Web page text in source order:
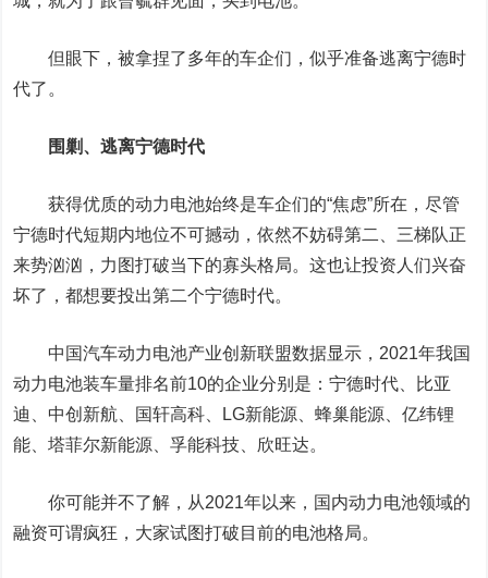
但眼下，被拿捏了多年的车企们，似乎准备逃离宁德时
代了。
围剿、逃离宁德时代
获得优质的动力电池始终是车企们的“焦虑”所在，尽管
宁德时代短期内地位不可撼动，依然不妨碍第二、三梯队正
来势汹汹，力图打破当下的寡头格局。这也让投资人们兴奋
坏了，都想要投出第二个宁德时代。
中国汽车动力电池产业创新联盟数据显示，2021年我国
动力电池装车量排名前10的企业分别是：宁德时代、
比亚
迪
、中创新航、 国轩高科 、LG新能源、蜂巢能源、亿纬锂
能 、塔菲尔新能源、孚能科技 欣旺达。
你可能并不了解，从2021年以来，国内动力电池领域的
融资可谓疯狂，大家试图打破目前的电池格局。